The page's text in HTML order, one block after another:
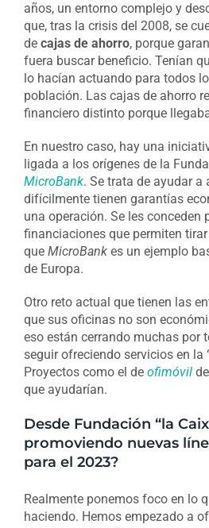
años, un entorno complejo y
que, tras la crisis del 2008, se
de cajas de ahorro, porque
fuera buscar beneficio. Tenían
lo hacían actuando para todos
población. Las cajas de ahorro
financiero distinto porque
En nuestro caso, hay una
ligada a los orígenes de la
MicroBank. Se trata de ayudar a
difícilmente tienen garantías
una operación. Se les conceden
financiaciones que permiten
que MicroBankes un ejemplo
de Europa.
Otro reto actual que tienen las
que sus oficinas no son
eso están cerrando muchas por
seguir ofreciendo servicios en la
Proyectos como el de ofimóvil
que ayudarían.
Desde Fundación “la
promoviendo nuevas
para el 2023?
Realmente ponemos foco en lo
haciendo. Hemos empezado a